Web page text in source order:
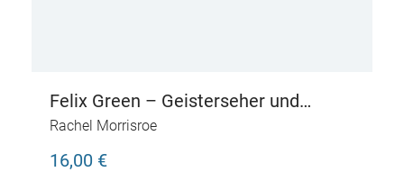
Felix Green – Geisterseher und
Geheimagent
Rachel Morrisroe
16,00 €